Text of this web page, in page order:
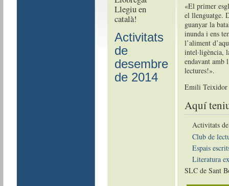
Llegiu en
català!
Activitats
de
desembre
de 2014
«El primer
el llenguatge.
guanyar la
inunda i ens
l’aliment
intel·ligència,
endavant amb
lectures!».
Emili Teixidor
Aquí
Activitats
Club de
Espais
Literatura
SLC de Sant